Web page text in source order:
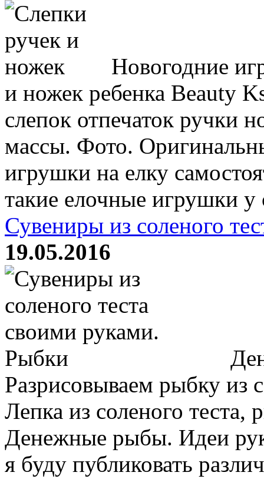
Новогодние
и ножек ребенка Beauty
слепок отпечаток ручки
массы. Фото.
игрушки на елку
такие елочные игрушки у
Сувениры из соленого
19.05.2016
Разрисовываем рыбку из
Лепка из соленого
Денежные рыбы. Идеи
я буду публиковать